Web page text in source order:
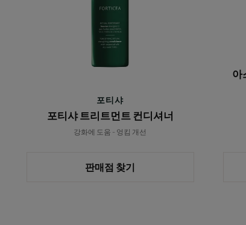
먼
트
컨
셔
포티샤
포티샤 트리트먼트 컨디셔너
강화에 도움 - 엉킴 개선
판매점 찾기
아